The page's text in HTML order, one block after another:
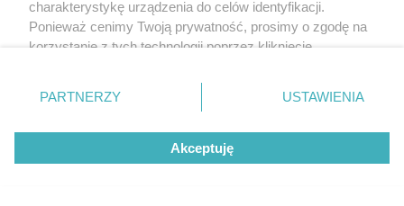
charakterystykę urządzenia do celów identyfikacji.
Ponieważ cenimy Twoją prywatność, prosimy o zgodę na
korzystanie z tych technologii poprzez kliknięcie
zmienić/wycofać klikając przycisk ustawień prywatności
znajdujący się w lewym dolnym rogu strony
rodzaje przetwarzania danych nie wymagają zgody
użytkownika, ale masz prawo sprzeciwić się takiemu
przetwarzaniu. Preferencje będą miały zastosowanie tylko
PARTNERZY USTAWIENIA
Akceptuję